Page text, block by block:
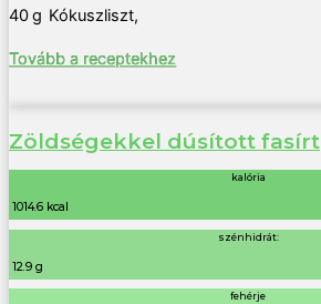
40g Kókuszliszt,
Tovább a receptekhez
Zöldségekkel dúsított fasírt
kalória
1014.6 kcal
szénhidrát:
12.9 g
fehérje